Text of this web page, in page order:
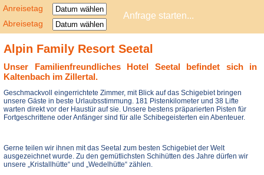
Anreisetag
Abreisetag
Alpin Family Resort Seetal
Unser Familienfreundliches Hotel Seetal befindet sich in
Kaltenbach im Zillertal.
Geschmackvoll eingerrichtete Zimmer, mit Blick auf das Schigebiet bringen
unsere Gäste in beste Urlaubsstimmung. 181 Pistenkilometer und 38 Lifte
warten direkt vor der Haustür auf sie. Unsere bestens präparierten Pisten für
Fortgeschrittene oder Anfänger sind für alle Schibegeisterten ein Abenteuer.
Gerne teilen wir ihnen mit das Seetal zum besten Schigebiet der Welt
ausgezeichnet wurde. Zu den gemütlichsten Schihütten des Jahre dürfen wir
unsere „Kristallhütte“ und „Wedelhütte“ zählen.